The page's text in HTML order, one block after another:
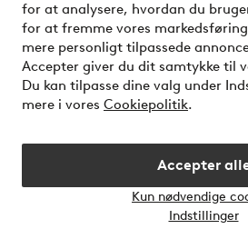
for at analysere, hvordan du
for at fremme vores
mere personligt tilpassede
Accepter giver du dit samtykke til
Du kan tilpasse dine valg under
mere i vores Cookiepolitik.
Accepter
Kun nødvendige
Indstillinger
Om Jotex
Vilkår
Venner
Sikre betalinger - betal
Vil du vide mere om vores